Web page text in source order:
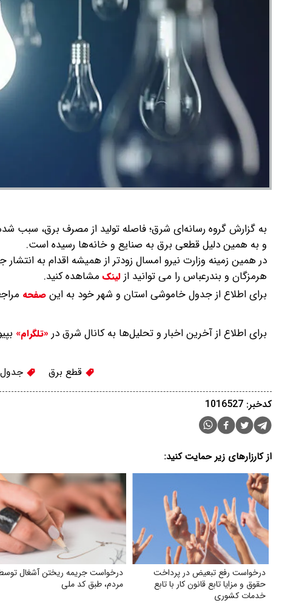
به گزارش گروه رسانه‌ای شرق؛ فاصله تولید از مصرف برق،
و به همین دلیل قطعی برق به صنایع و خانه‌ها رسیده است.
در همین زمینه وزارت نیرو امسال زودتر از همیشه اقدام به
هرمزگان و بندرعباس را می توانید از لینک مشاهده کنید.
برای اطلاع از جدول خاموشی استان و شهر خود به این صفحه
برای اطلاع از آخرین اخبار و تحلیل‌ها به کانال شرق در «تلگرام»
قطع برق
کدخبر: 1016527
از کارزارهای زیر حمایت کنید:
درخواست رفع تبعیض در پرداخت
حقوق و مزایا تابع قانون کار با تابع
خدمات کشوری
درخواست جریمه ریختن آشغال
مردم، طبق کد ملی